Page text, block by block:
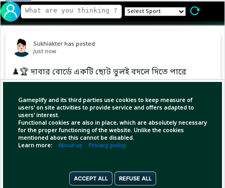
Gameplify and its third parties use cookies to keep measure of
users' on site activities to provide service and offers adapted to
users' interest.
Functional cookies are also in place, which are absolutely necessary
for the proper functioning of the website. Unlike the cookies
mentioned above this cannot be disabled.
Learn more: About us Privacy policy
ACCEPT ALL REFUSE ALL
Sukhiakter has posted
Just now
♟️🏆 দাবার বোর্ডে একটি ছোট ভুলই বদলে দিতে পারে
পুরো ম্যাচের ফলাফল!
সঠিক সময়ে সঠিক চাল দেওয়াই একজন ভালো দাবাড়ুর
আসল দক্ষতা। 🧠🔥
আপনি হলে প্রথমে কোন ঘুঁটি চাল দিতেন—ঘোড়া,
নাকি রাজা-পাশের সৈন্য? ♟️ #